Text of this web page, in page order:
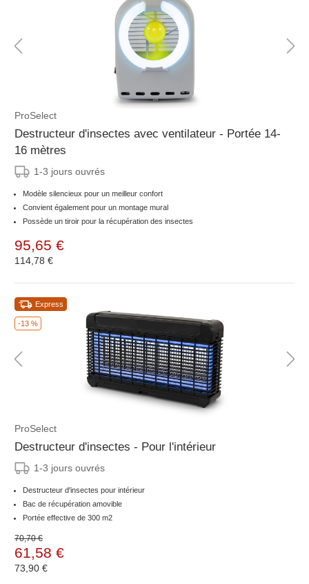
ProSelect
Destructeur d'insectes avec ventilateur - Portée 14-
16 mètres
1-3 jours ouvrés
Modèle silencieux pour un meilleur confort
Convient également pour un montage mural
Possède un tiroir pour la récupération des insectes
95,65 €
114,78 €
-13 %
Express
ProSelect
Destructeur d'insectes - Pour l'intérieur
1-3 jours ouvrés
Destructeur d'insectes pour intérieur
Bac de récupération amovible
Portée effective de 300 m2
70,70 €
61,58 €
73,90 €